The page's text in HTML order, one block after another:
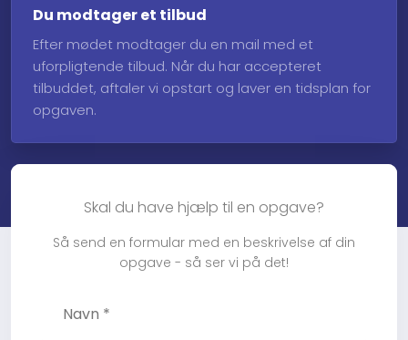
Du modtager et tilbud
Efter mødet modtager du en mail med et
uforpligtende tilbud. Når du har accepteret
tilbuddet, aftaler vi opstart og laver en tidsplan for
opgaven.
Skal du have hjælp til en opgave?
Så send en formular med en beskrivelse af din
opgave - så ser vi på det!